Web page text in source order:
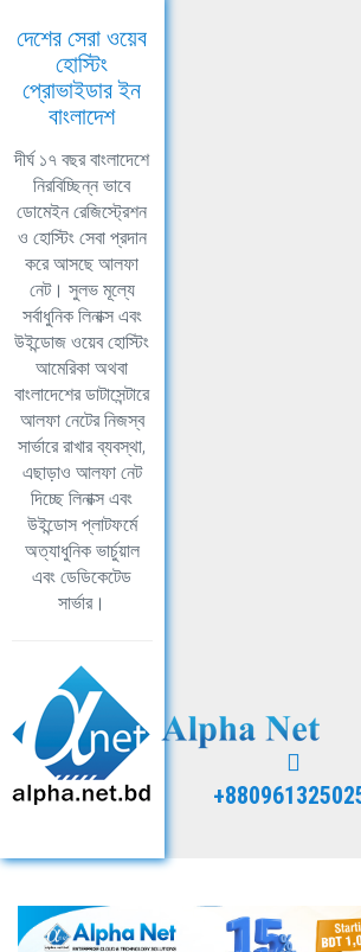
দেশের সেরা ওয়েব
হোস্টিং
প্রোভাইডার ইন
বাংলাদেশ
দীর্ঘ ১৭ বছর বাংলাদেশে
নিরবিচ্ছিন্ন ভাবে
ডোমেইন রেজিস্ট্রেশন
ও হোস্টিং সেবা প্রদান
করে আসছে আলফা
নেট। সুলভ মূল্যে
সর্বাধুনিক লিনাক্স এবং
উইন্ডোজ ওয়েব হোস্টিং
আমেরিকা অথবা
বাংলাদেশের ডাটাসেন্টারে
আলফা নেটের নিজস্ব
সার্ভারে রাখার ব্যবস্থা,
এছাড়াও আলফা নেট
দিচ্ছে লিনাক্স এবং
উইন্ডোস প্লাটফর্মে
অত্যাধুনিক ভার্চুয়াল
এবং ডেডিকেটেড
সার্ভার।